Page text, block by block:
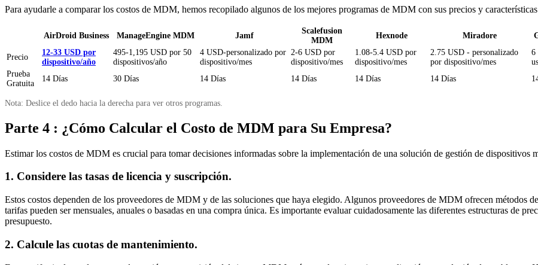
Para ayudarle a comparar los costos de MDM, hemos recopilado algunos de los mejores programas de MDM con sus precios y
AirDroid Business ManageEngine MDM Jamf
Scalefusion
MDM
Hexnode Miradore
Precio
12-33 USD por
dispositivo/año
495-1,195 USD por 50
dispositivos/año
4 USD-personalizado por
dispositivo/mes
2-6 USD por
dispositivo/mes
1.08-5.4 USD por
dispositivo/mes
2.75 USD - personalizado
por dispositivo/mes
6
Prueba
Gratuita
14 Días 30 Días 14 Días 14 Días 14 Días 14 Días
Nota: Deslice el dedo hacia la derecha para ver otros programas.
Parte 4 : ¿Cómo Calcular el Costo de MDM para Su Empresa?
Estimar los costos de MDM es crucial para tomar decisiones informadas sobre la implementación de una solución de gestión de dispositivos
1. Considere las tasas de licencia y suscripción.
Estos costos dependen de los proveedores de MDM y de las soluciones que haya elegido. Algunos proveedores de MDM ofrecen
tarifas pueden ser mensuales, anuales o basadas en una compra única. Es importante evaluar cuidadosamente las diferentes estructuras de
presupuesto.
2. Calcule las cuotas de mantenimiento.